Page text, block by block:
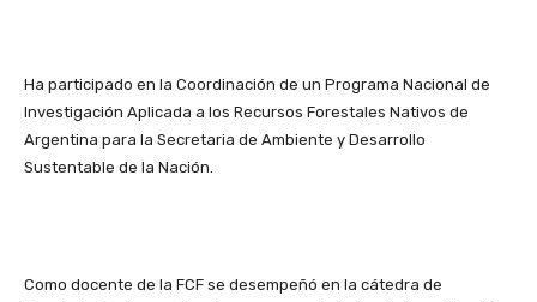
Ha participado en la Coordinación de un Programa Nacional de
Investigación Aplicada a los Recursos Forestales Nativos de
Argentina para la Secretaria de Ambiente y Desarrollo
Sustentable de la Nación.
Como docente de la FCF se desempeñó en la cátedra de